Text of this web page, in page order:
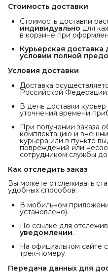
Стоимость доставки
Стоимость доставки
индивидуально для
в корзине при
Курьерская доставка
условии полной
Условия доставки
Доставка
Российской Федерации.
В день доставки
уточнения времени
При получении заказа
комплектацию и
курьера или в пункте
повреждений или
сотрудником службы
Как отследить заказ
Вы можете отслеживать
удобных способов:
В мобильном
установлено).
По ссылке для
уведомлении.
На официальном сайте
трек-номеру.
Передача данных для